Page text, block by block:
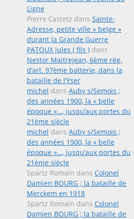
Ligne
Pierre Castetz dans Sainte-
Adresse, petite ville « belge »
durant la Grande Guerre
PATOUX jules ( fils ) dans
Nestor Maitrejean, 6ème rég.
d’art. 97ème batterie, dans la
bataille de l’Yser
michel dans Auby s/Semois ;
des années 1900, la « belle
époque »…, jusqu’aux portes du
21ème siècle
michel dans Auby s/Semois ;
des années 1900, la « belle
époque »…, jusqu’aux portes du
21ème siècle
Spartz Romain dans Colonel
Damien BOURG ; la bataille de
Merckem en 1918
Spartz Romain dans Colonel
Damien BOURG ; la bataille de